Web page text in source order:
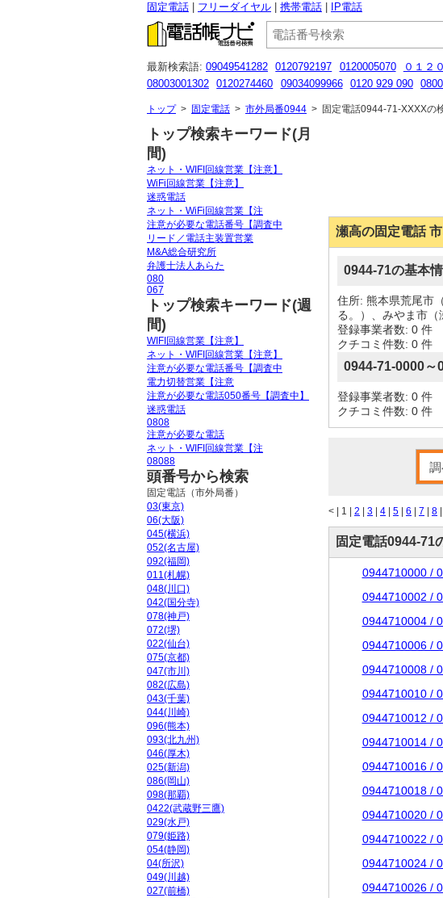
固定電話 フリーダイヤル 携帯電話 IP電話
最新検索語: 09049541282 0120792197 0120005070 ０１２
08003001302
0120274460 09034099966 0120 929 090
トップ> 固定電話 > 市外局番0944 > 固定電話0944-71-XXXXの
瀬高の固定電話
0944-71の基本
住所: 熊本県荒尾市
る。）、みやま市
登録事業者数: 0 件
クチコミ件数: 0 件
0944-71-0000～
登録事業者数: 0 件
クチコミ件数: 0 件
< 1 | 2 3 4 5 6 7 8
固定電話0944-71
0944710000 /
0944710002 /
0944710004 /
0944710006 /
0944710008 /
0944710010 /
0944710012 /
0944710014 /
0944710016 /
0944710018 /
0944710020 /
0944710022 /
0944710024 /
0944710026 /
トップ検索キーワード(月
間)
ネット・WIFI回線営業【注意】
WiFi回線営業【注意】
迷惑電話
ネット・WiFi回線営業【注
注意が必要な電話番号【調査中
リード／電話主装置営業
M&A総合研究所
弁護士法人あらた
080
067
トップ検索キーワード(週
間)
WIFI回線営業【注意】
ネット・WIFI回線営業【注意】
注意が必要な電話番号【調査中
電力切替営業【注意
注意が必要な電話050番号【調査中】
迷惑電話
0808
注意が必要な電話
ネット・WIFI回線営業【注
08088
頭番号から検索
固定電話（市外局番）
03(東京)
06(大阪)
045(横浜)
052(名古屋)
092(福岡)
011(札幌)
048(川口)
042(国分寺)
078(神戸)
072(堺)
022(仙台)
075(京都)
047(市川)
082(広島)
043(千葉)
044(川崎)
096(熊本)
093(北九州)
046(厚木)
025(新潟)
086(岡山)
098(那覇)
0422(武蔵野三鷹)
029(水戸)
079(姫路)
054(静岡)
04(所沢)
049(川越)
027(前橋)